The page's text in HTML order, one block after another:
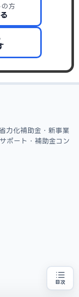
目次
方
力化補助金・新事業
ポート・補助金コン